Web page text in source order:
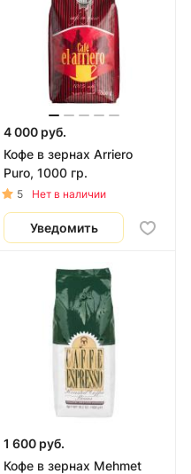
4 000 руб.
Кофе в зернах Arriero
Puro, 1000 гр.
5 Нет в наличии
Уведомить
1 600 руб.
Кофе в зернах Mehmet